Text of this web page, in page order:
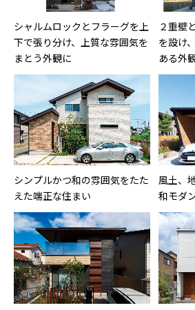
シャルムロックとフラーグを上
下で張り分け、上質な雰囲気を
まとう外観に
２重壁
を設け
ある外
シンプルかつ和の雰囲気をたた
えた端正な住まい
風土、
和モダ